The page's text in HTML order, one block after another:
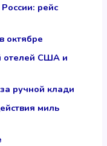
рейс
октябре
отелей США и
ручной клади
миль